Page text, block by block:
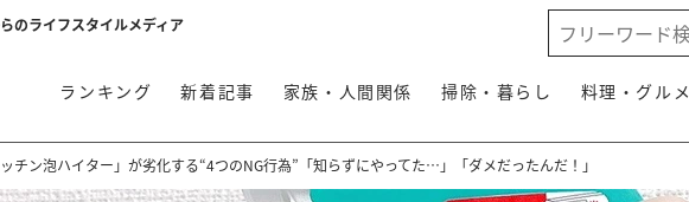
のライフスタイルメディア
ランキング 新着記事 家族・人間関係 掃除・暮らし 料理・グルメ
ッチン泡ハイター」が劣化する“4つのNG行為”「知らずにやってた…」「ダメだったんだ！」